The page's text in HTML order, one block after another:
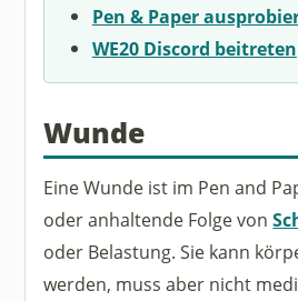
Pen & Paper
WE20 Discord beitreten
Wunde
Eine Wunde ist im Pen and
oder anhaltende Folge von
oder Belastung. Sie kann
werden, muss aber nicht